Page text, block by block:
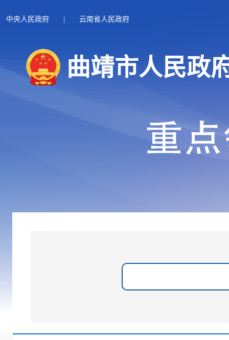
中央人民政府 | 云南省人民政府
曲靖市人民政